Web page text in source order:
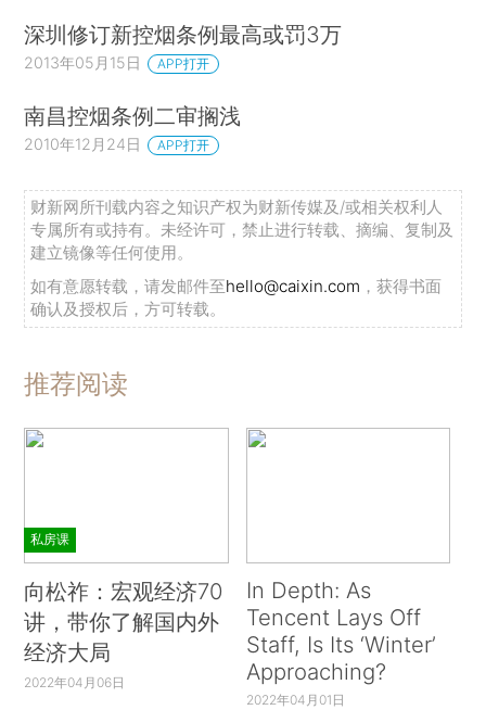
深圳修订新控烟条例最高或罚3万
2013年05月15日 APP打开
南昌控烟条例二审搁浅
2010年12月24日 APP打开
财新网所刊载内容之知识产权为财新传媒及/或相关权利人
专属所有或持有。未经许可，禁止进行转载、摘编、复制及
建立镜像等任何使用。
如有意愿转载，请发邮件至hello@caixin.com ，获得书面
确认及授权后，方可转载。
推荐阅读
私房课
向松祚：宏观经济70
讲，带你了解国内外
经济大局
2022年04月06日
In Depth: As
Tencent Lays Off
Staff, Is Its ‘Winter’
Approaching?
2022年04月01日